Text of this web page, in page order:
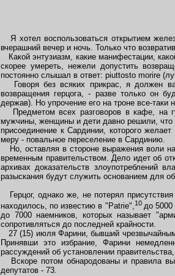
Я хотел воспользоваться открытием
вчерашний вечер и ночь. Только что
Какой энтузиазм, какие манифестации,
скорее умереть, нежели допустить
постоянно слышал в ответ: piuttosto morire
Говоря без всяких прикрас, я должен
возвращения герцога, - разве только он
держав). Но упрочение его на троне все-таки
Предметом всех разговоров в кафе, на
мужчины, женщины и дети давно решили, что
присоединение к Сардинии, которого
меру - повальное переселение в Сардинию.
Но, оставляя в стороне выражения воли
временным правительством. Дело идет об
архивах доказательств
разыскания будут служить основанием для
Герцог, однако же, не потерял
находилось, по известию в "Patrie",10 до 5000
до 7000 наемников, которых называет
сопротивляться до последней крайности.
27 (15) июля Фарини, бывший
Принявши это избрание, Фарини
рассуждений об установлении
Вскоре потом обнародованы и правила
депутатов - 73.